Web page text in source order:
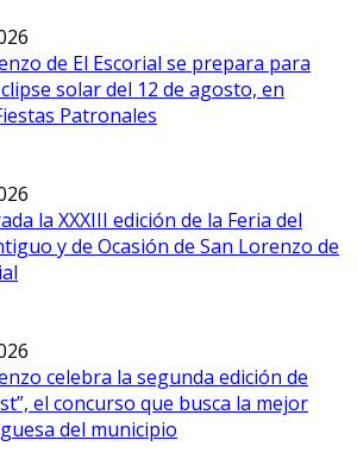
de El Escorial se prepara para
solar del 12 de agosto, en
Patronales
la XXXIII edición de la Feria del
y de Ocasión de San Lorenzo de
celebra la segunda edición de
el concurso que busca la mejor
del municipio